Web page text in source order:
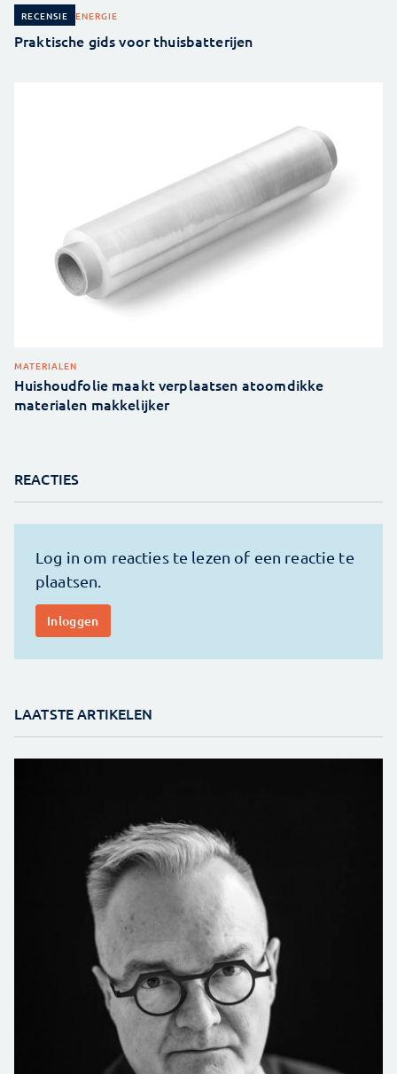
RECENSIE ENERGIE
Praktische gids voor thuisbatterijen
MATERIALEN
Huishoudfolie maakt verplaatsen atoomdikke
materialen makkelijker
REACTIES
LAATSTE ARTIKELEN